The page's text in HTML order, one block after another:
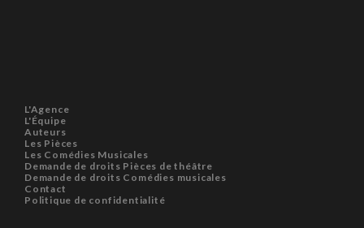
L'Agence
L'Équipe
Auteurs
Les Pièces
Les Comédies Musicales
Demande de droits Pièces de théâtre
Demande de droits Comédies musicales
Contact
Politique de confidentialité